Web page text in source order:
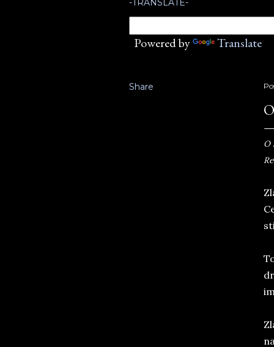
-TRANSLATE-
Powered by Translate
Share
O